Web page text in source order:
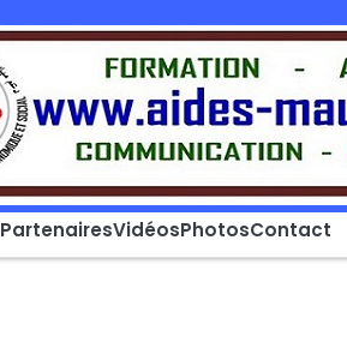
PartenairesVidéosPhotosContact